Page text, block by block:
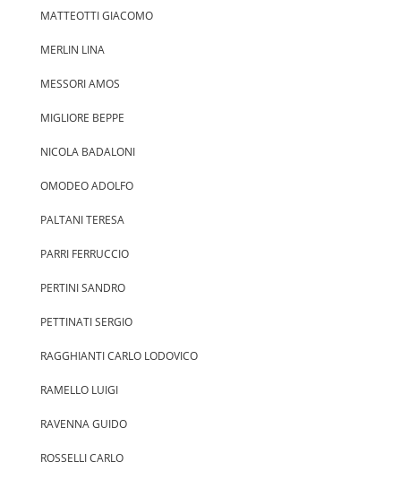
MATTEOTTI GIACOMO
MERLIN LINA
MESSORI AMOS
MIGLIORE BEPPE
NICOLA BADALONI
OMODEO ADOLFO
PALTANI TERESA
PARRI FERRUCCIO
PERTINI SANDRO
PETTINATI SERGIO
RAGGHIANTI CARLO LODOVICO
RAMELLO LUIGI
RAVENNA GUIDO
ROSSELLI CARLO